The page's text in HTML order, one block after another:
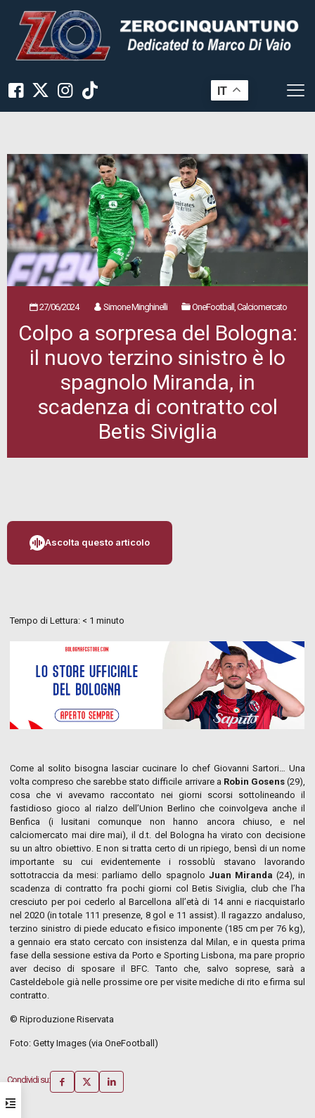
IT
27/06/2024 Simone Minghinelli OneFootball, Calciomercato
Colpo a sorpresa del Bologna:
il nuovo terzino sinistro è lo
spagnolo Miranda, in
scadenza di contratto col
Betis Siviglia
Ascolta questo articolo
Tempo di Lettura: < 1 minuto
Come al solito bisogna lasciar cucinare lo chef Giovanni Sartori… Una
volta compreso che sarebbe stato difficile arrivare a Robin Gosens(29),
cosa che vi avevamo raccontato nei giorni scorsi sottolineando il
fastidioso gioco al rialzo dell’Union Berlino che coinvolgeva anche il
Benfica (i lusitani comunque non hanno ancora chiuso, e nel
calciomercato mai dire mai), il d.t. del Bologna ha virato con decisione
su un altro obiettivo. E non si tratta certo di un ripiego, bensì di un nome
importante su cui evidentemente i rossoblù stavano lavorando
sottotraccia da mesi: parliamo dello spagnolo Juan Miranda (24), in
scadenza di contratto fra pochi giorni col Betis Siviglia, club che l’ha
cresciuto per poi cederlo al Barcellona all’età di 14 anni e riacquistarlo
nel 2020 (in totale 111 presenze, 8 gol e 11 assist). Il ragazzo andaluso,
terzino sinistro di piede educato e fisico imponente (185 cm per 76 kg),
a gennaio era stato cercato con insistenza dal Milan, e in questa prima
fase della sessione estiva da Porto e Sporting Lisbona, ma pare proprio
aver deciso di sposare il BFC. Tanto che, salvo soprese, sarà a
Casteldebole già nelle prossime ore per visite mediche di rito e firma sul
contratto.
© Riproduzione Riservata
Foto: Getty Images (via OneFootball)
Condividi su: